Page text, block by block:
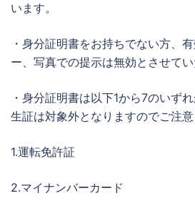
います。
・身分証明書をお持ちでない方、
ー、写真での提示は無効とさせてい
・身分証明書は以下1から7のいず
生証は対象外となりますのでご注意
1.運転免許証
2.マイナンバーカード